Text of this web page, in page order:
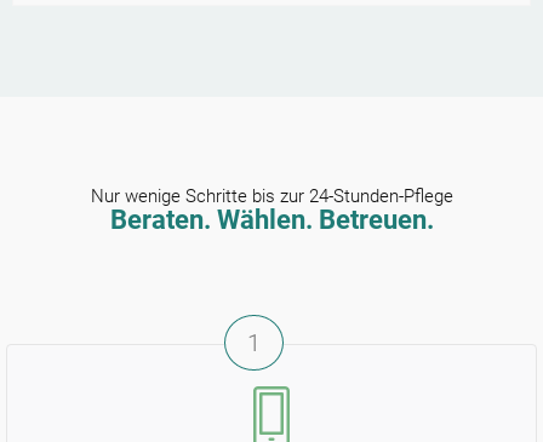
Nur wenige Schritte bis zur 24-Stunden-Pflege
Beraten. Wählen. Betreuen.
1